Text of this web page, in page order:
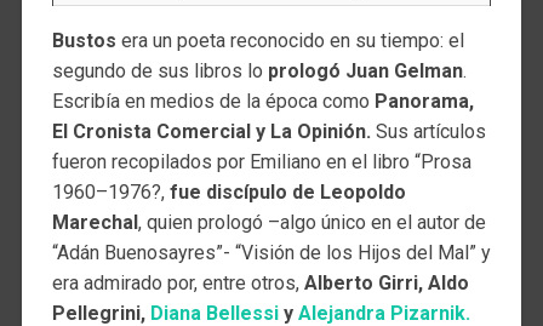
Bustos era un poeta reconocido en su tiempo: el
segundo de sus libros lo prologó Juan Gelman.
Escribía en medios de la época como Panorama,
El Cronista Comercial y La Opinión. Sus artículos
fueron recopilados por Emiliano en el libro “Prosa
1960–1976?, fue discípulo de Leopoldo
Marechal, quien prologó –algo único en el autor de
“Adán Buenosayres”- “Visión de los Hijos del Mal” y
era admirado por, entre otros, Alberto Girri, Aldo
Pellegrini, Diana Bellessiy Alejandra Pizarnik.